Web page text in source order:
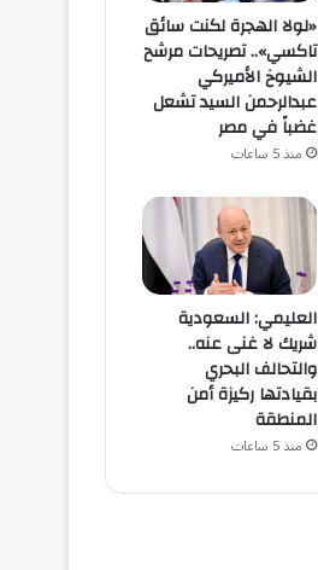
«لولا الهجرة لكنت سائق
تاكسي».. تصريحات مرشح
الشيوخ الأميركي
عبدالرحمن السيد تشعل
غضباً في مصر
منذ 5 ساعات
العليمي: السعودية
شريك لا غنى عنه..
والتحالف البحري
بقيادتها ركيزة أمن
المنطقة
منذ 5 ساعات